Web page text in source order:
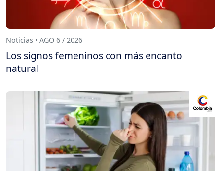
Noticias • AGO 6 / 2026
Los signos femeninos con más encanto
natural